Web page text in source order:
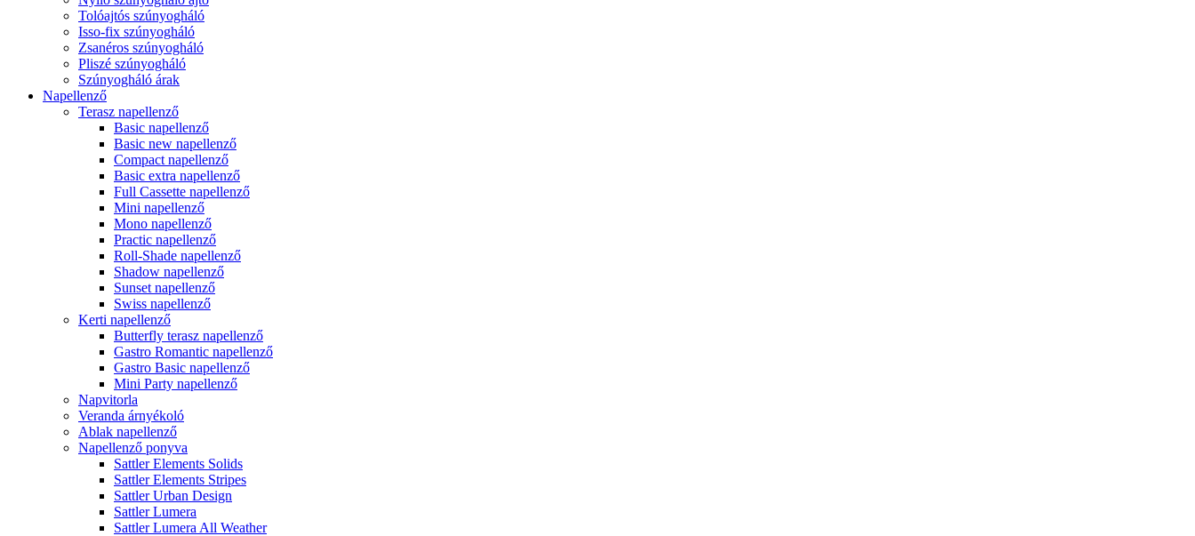
Tolóajtós szúnyogháló
Isso-fix szúnyogháló
Zsanéros szúnyogháló
Pliszé szúnyogháló
Szúnyogháló árak
Napellenző
Terasz napellenző
Basic napellenző
Basic new napellenző
Compact napellenző
Basic extra napellenző
Full Cassette napellenző
Mini napellenző
Mono napellenző
Practic napellenző
Roll-Shade napellenző
Shadow napellenző
Sunset napellenző
Swiss napellenző
Kerti napellenző
Butterfly terasz napellenző
Gastro Romantic napellenző
Gastro Basic napellenző
Mini Party napellenző
Napvitorla
Veranda árnyékoló
Ablak napellenző
Napellenző ponyva
Sattler Elements Solids
Sattler Elements Stripes
Sattler Urban Design
Sattler Lumera
Sattler Lumera All Weather